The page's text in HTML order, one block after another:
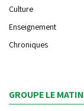
Culture
Enseignement
Chroniques
GROUPE LE MATIN